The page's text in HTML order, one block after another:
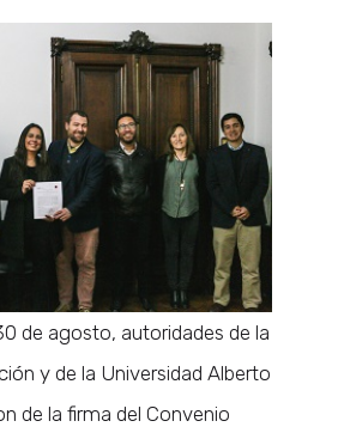
de agosto, autoridades de la
y de la Universidad Alberto
de la firma del Convenio